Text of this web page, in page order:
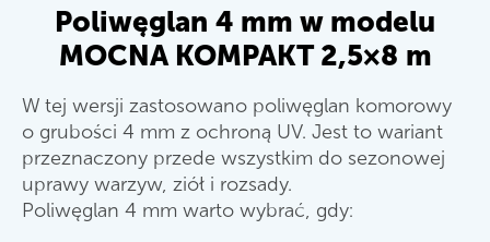
Poliwęglan 4 mm w modelu
MOCNA KOMPAKT 2,5×8 m
W tej wersji zastosowano poliwęglan komorowy
o grubości 4 mm z ochroną UV. Jest to wariant
przeznaczony przede wszystkim do sezonowej
uprawy warzyw, ziół i rozsady.
Poliwęglan 4 mm warto wybrać, gdy: